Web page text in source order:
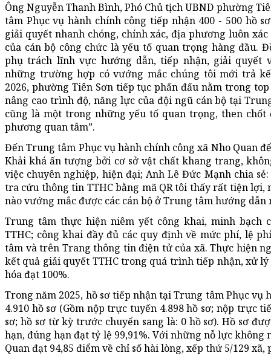
Ông Nguyễn Thanh Bình, Phó Chủ tịch UBND phường
tâm Phục vụ hành chính công tiếp nhận 400 - 500 hồ
giải quyết nhanh chóng, chính xác, địa phương luôn
của cán bộ công chức là yếu tố quan trọng hàng đầu.
phụ trách lĩnh vực hướng dẫn, tiếp nhận, giải quyết
những trường hợp có vướng mắc chúng tôi mới trả
2026, phường Tiên Sơn tiếp tục phấn đấu nằm trong
nâng cao trình độ, năng lực của đội ngũ cán bộ tại
cũng là một trong những yếu tố quan trọng, then chốt
phương quan tâm”.
Đến Trung tâm Phục vụ hành chính công xã Nho Quan
Khải khá ấn tượng bởi cơ sở vật chất khang trang,
việc chuyên nghiệp, hiện đại; Anh Lê Đức Mạnh chia
tra cứu thông tin TTHC bằng mã QR tôi thấy rất tiện lợi,
nào vướng mắc được các cán bộ ở Trung tâm hướng
Trung tâm thực hiện niêm yết công khai, minh bạch
TTHC; công khai đầy đủ các quy định về mức phí, lệ
tâm và trên Trang thông tin điện tử của xã. Thực hiện
kết quả giải quyết TTHC trong quá trình tiếp nhận, xử lý
hóa đạt 100%.
Trong năm 2025, hồ sơ tiếp nhận tại Trung tâm Phục vụ
4.910 hồ sơ (Gồm nộp trực tuyến 4.898 hồ sơ; nộp trực
sơ; hồ sơ từ kỳ trước chuyển sang là: 0 hồ sơ). Hồ sơ
hạn, đúng hạn đạt tỷ lệ 99,91%. Với những nỗ lực không
Quan đạt 94,85 điểm về chỉ số hài lòng, xếp thứ 5/129